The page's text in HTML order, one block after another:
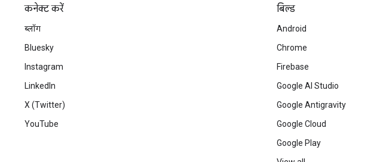
कनेक्ट करें
ब्लॉग
Bluesky
Instagram
LinkedIn
X (Twitter)
YouTube
बिल्ड
Android
Chrome
Firebase
Google AI Studio
Google Antigravity
Google Cloud
Google Play